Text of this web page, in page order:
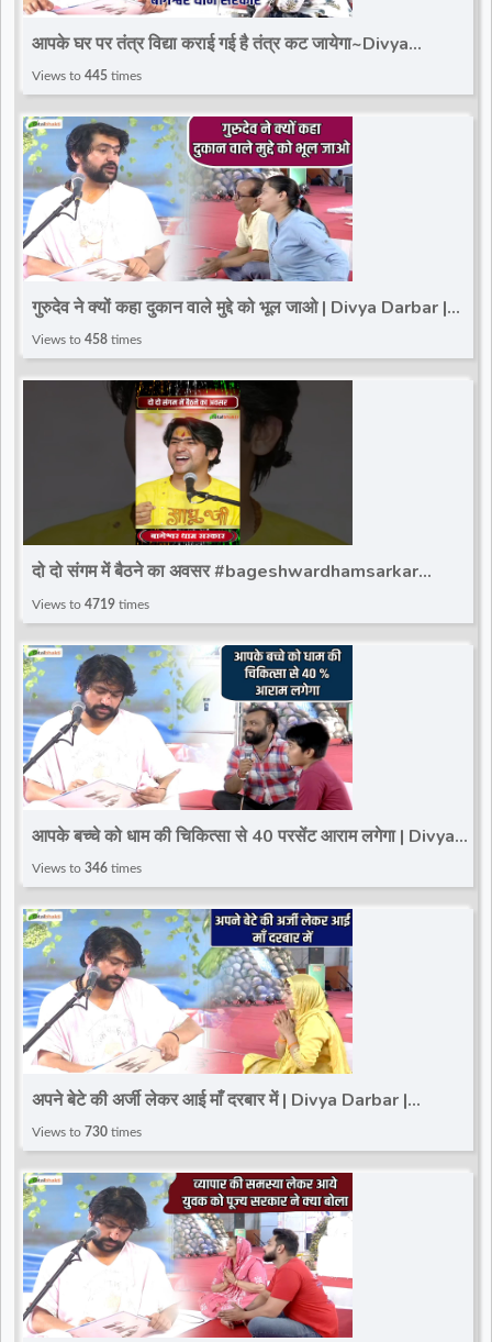
आपके घर पर तंत्र विद्या कराई गई है तंत्र कट जायेगा~Divya
Darbar~Bageshwar Dham Sarkar~Paschim Vihar
Views to 445 times
गुरुदेव ने क्यों कहा दुकान वाले मुद्दे को भूल जाओ | Divya Darbar |
Paschim Vihar | Delhi
Views to 458 times
दो दो संगम में बैठने का अवसर #bageshwardhamsarkar
#ytshort #bageshwar_dham_sarkar #bdsshorts
Views to 4719 times
आपके बच्चे को धाम की चिकित्सा से 40 परसेंट आराम लगेगा | Divya
Darbar | Paschim Vihar | Delhi
Views to 346 times
अपने बेटे की अर्जी लेकर आई माँ दरबार में | Divya Darbar |
Bageshwar Dham Sarkar | Paschim Vihar
Views to 730 times